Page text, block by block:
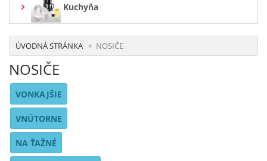
Kuchyňa
ÚVODNÁ STRÁNKA NOSIČE
NOSIČE
VONKAJŠIE
VNÚTORNE
NA ŤAŽNÉ